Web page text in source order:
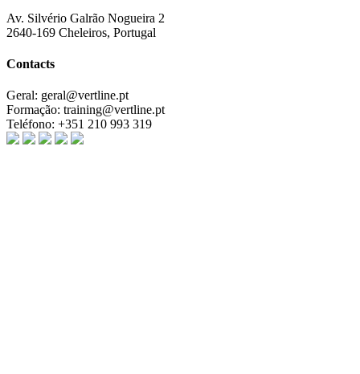
Av. Silvério Galrão Nogueira 2
2640-169 Cheleiros, Portugal
Contacts
Geral: geral@vertline.pt
Formação: training@vertline.pt
Teléfono: +351 210 993 319